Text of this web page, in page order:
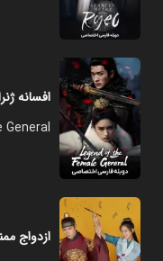
افسانه
ازدواج